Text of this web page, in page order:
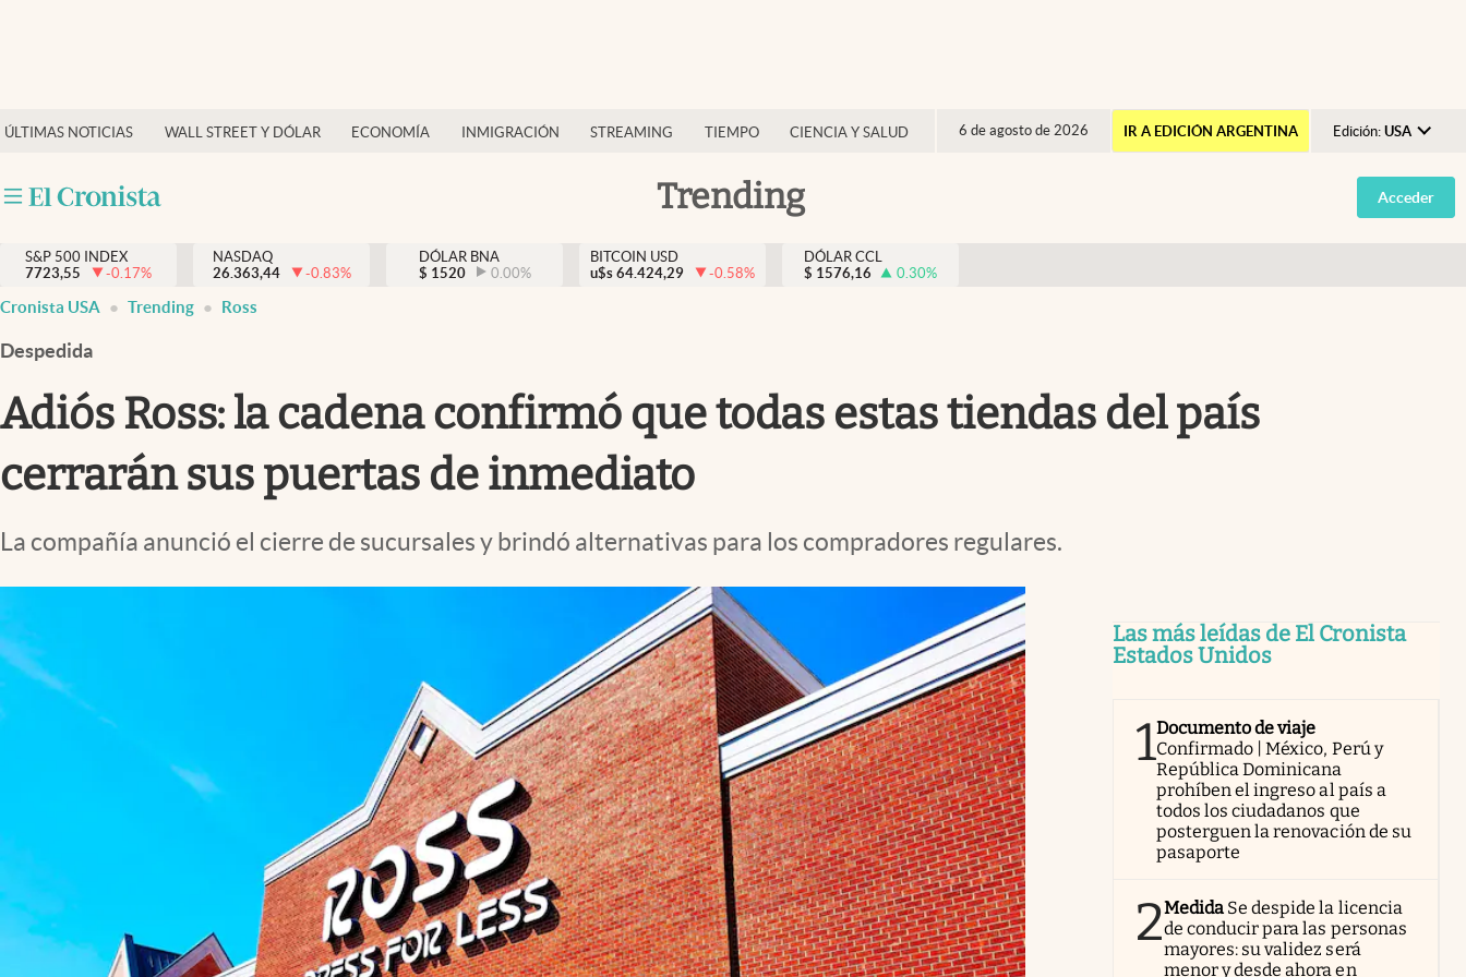
ÚLTIMAS NOTICIAS WALL STREET Y DÓLAR ECONOMÍA INMIGRACIÓN STREAMING TIEMPO CIENCIA Y SALUD 6 de agosto de 2026 IR A EDICIÓN ARGENTINA Edición: USA
Argentina
España
Trending
Finanzas y economía
Inmigración
Trending
Streaming
Acceder
S&P 500 INDEX
7723,55
-0.17%
NASDAQ
26.363,44
-0.83%
DÓLAR BNA
$ 1520 0.00%
BITCOIN USD
u$s 64.424,29 -0.58%
DÓLAR CCL
$ 1576,16 0.30%
Cronista USA Trending Ross
Despedida
Adiós Ross: la cadena confirmó que todas estas tiendas del país
cerrarán sus puertas de inmediato
La compañía anunció el cierre de sucursales y brindó alternativas para los compradores regulares.
Las más leídas de El Cronista
Estados Unidos
1Documento de viaje
Confirmado | México, Perú y
República Dominicana
prohíben el ingreso al país a
todos los ciudadanos que
posterguen la renovación de su
pasaporte
2Medida Se despide la licencia
de conducir para las personas
mayores: su validez será
menor y desde ahora en